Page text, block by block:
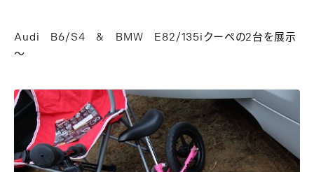
Audi B6/S4 & BMW E82/135iクーペの2台を展示
～